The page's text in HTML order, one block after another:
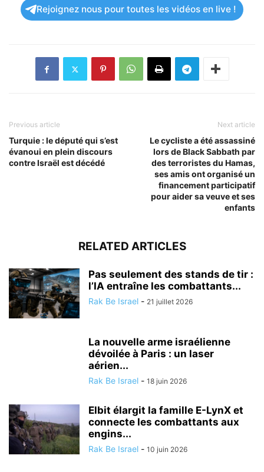
Rejoignez nous pour toutes les vidéos en live !
Previous article
Turquie : le député qui s’est
évanoui en plein discours
contre Israël est décédé
Next article
Le cycliste a été assassiné
lors de Black Sabbath par
des terroristes du Hamas,
ses amis ont organisé un
financement participatif
pour aider sa veuve et ses
enfants
RELATED ARTICLES
Pas seulement des stands de tir :
l’IA entraîne les combattants...
Rak Be Israel - 21 juillet 2026
La nouvelle arme israélienne
dévoilée à Paris : un laser
aérien...
Rak Be Israel - 18 juin 2026
Elbit élargit la famille E-LynX et
connecte les combattants aux
engins...
Rak Be Israel - 10 juin 2026